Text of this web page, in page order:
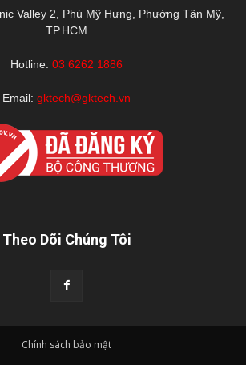
Valley 2, Phú Mỹ Hưng, Phường Tân Mỹ,
TP.HCM
Hotline: 03 6262 1886
Email: gktech@gktech.vn
Theo Dõi Chúng Tôi
Chính sách bảo mật